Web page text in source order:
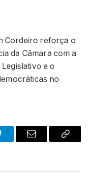
Cordeiro reforça o
da Câmara com a
e o
no
E-
Copiar